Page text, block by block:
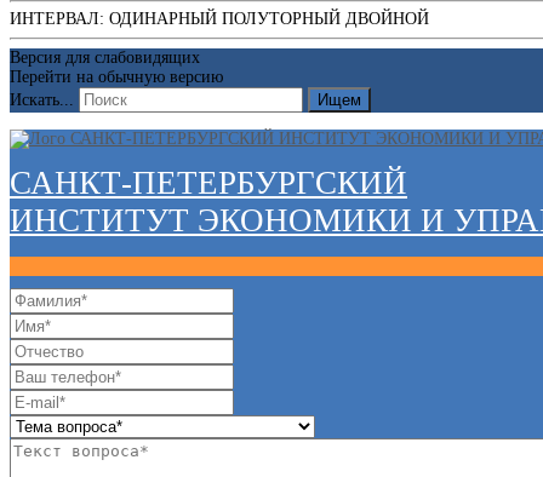
ИНТЕРВАЛ: ОДИНАРНЫЙ ПОЛУТОРНЫЙ ДВОЙНОЙ
Версия для слабовидящих
Перейти на обычную версию
Искать...
Ищем
САНКТ-ПЕТЕРБУРГСКИЙ
ИНСТИТУТ ЭКОНОМИКИ И